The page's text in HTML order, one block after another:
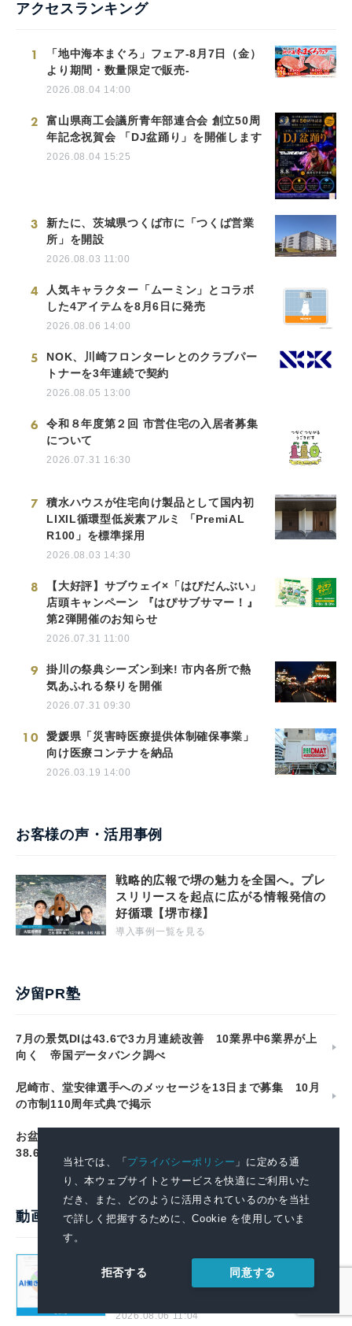
当社では、「プライバシーポリシー 」に定める通
り、本ウェブサイトとサービスを快適にご利用いた
だき、また、どのように活用されているのかを当社
で詳しく把握するために、Cookie を使用していま
す。
拒否する 同意する
アクセスランキング
1
「地中海本まぐろ」フェア-8月7日（金）
より期間・数量限定で販売-
2026.08.04 14:00
2
富山県商工会議所青年部連合会 創立50周
年記念祝賀会 「DJ盆踊り」を開催します
2026.08.04 15:25
3
新たに、茨城県つくば市に「つくば営業
所」を開設
2026.08.03 11:00
4
人気キャラクター「ムーミン」とコラボ
した4アイテムを8月6日に発売
2026.08.06 14:00
5
NOK、川崎フロンターレとのクラブパー
トナーを3年連続で契約
2026.08.05 13:00
6
令和８年度第２回 市営住宅の入居者募集
について
2026.07.31 16:30
7
積水ハウスが住宅向け製品として国内初
LIXIL循環型低炭素アルミ 「PremiAL
R100」を標準採用
2026.08.03 14:30
8
【大好評】サブウェイ×「はぴだんぶい」
店頭キャンペーン 『はぴサブサマー！』
第2弾開催のお知らせ
2026.07.31 11:00
9
掛川の祭典シーズン到来! 市内各所で熱
気あふれる祭りを開催
2026.07.31 09:30
10
愛媛県「災害時医療提供体制確保事業」
向け医療コンテナを納品
2026.03.19 14:00
お客様の声・活用事例
戦略的広報で堺の魅力を全国へ。プレ
スリリースを起点に広がる情報発信の
好循環【堺市様】
導入事例一覧を見る
汐留PR塾
7月の景気DIは43.6で3カ月連続改善 10業界中6業界が上
向く 帝国データバンク調べ
尼崎市、堂安律選手へのメッセージを13日まで募集 10月
の市制110周年式典で掲示
お盆玉、子ども1人あたり平均9,977円 用意する人は
38.6% ソニー損保調べ
動画で見るプレスリリース
AIで組織の業務改善を支援する！
「SKYSEA Client View」の新CM「AI働
2026.08.06 11:04